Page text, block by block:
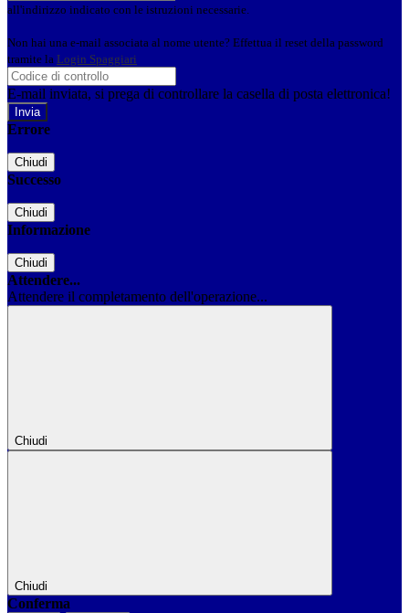
all'indirizzo indicato con le istruzioni necessarie.
Non hai una e-mail associata al nome utente? Effettua il reset della password
tramite la Login Spaggiari
E-mail inviata, si prega di controllare la casella di posta elettronica!
Errore
Chiudi
Successo
Chiudi
Informazione
Chiudi
Attendere...
Attendere il completamento dell'operazione...
Chiudi
Chiudi
Conferma